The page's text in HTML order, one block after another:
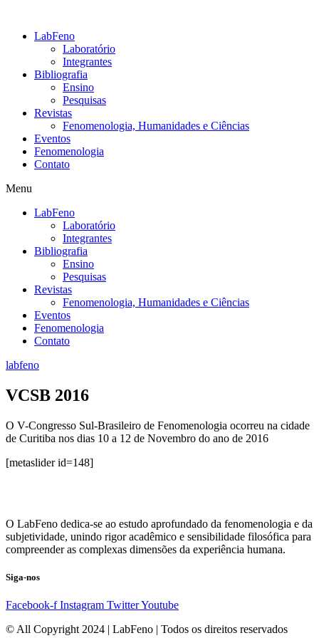
LabFeno
Laboratório
Integrantes
Bibliografia
Ensino
Pesquisas
Revistas
Fenomenologia, Humanidades e Ciências
Eventos
Fenomenologia
Contato
Menu
LabFeno
Laboratório
Integrantes
Bibliografia
Ensino
Pesquisas
Revistas
Fenomenologia, Humanidades e Ciências
Eventos
Fenomenologia
Contato
labfeno
VCSB 2016
O V-Congresso Sul-Brasileiro de Fenomenologia ocorreu na cidade
de Curitiba nos dias 10 a 12 de Novembro do ano de 2016
[metaslider id=148]
O LabFeno dedica-se ao estudo aprofundado da fenomenologia e da
subjetividade, unindo rigor acadêmico e sensibilidade filosófica para
compreender as complexas dimensões da experiência humana.
Siga-nos
Facebook-f Instagram TwitterYoutube
© All Copyright 2024 | LabFeno | Todos os direitos reservados